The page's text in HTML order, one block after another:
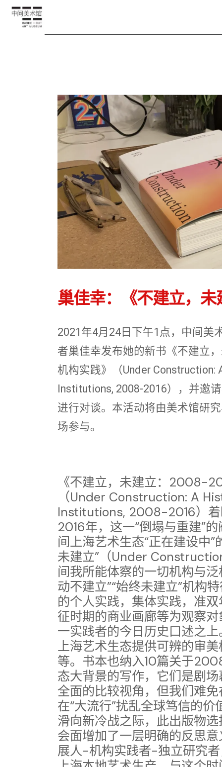
巢佳幸：《不建立，
2021年4月24日下午1点，中间美
者巢佳幸发布她的新书《不建立
机构实践》（Under Construction:
Institutions, 2008-2016），并邀
进行对谈。本活动将由美术馆研
场参与。
《不建立，未建立：2008-
（Under Construction: A
Institutions, 2008-2016）
2016年，这一“倒塌与重建”
间上海艺术生态“正在建设中
未建立”（Under
间我所能体察的一切机构与
动不建立”“始终未建立”机构
的个人实践，集体实践，准
征时期的商业画廊等为观察
一实践者的今日历史口述之
上海艺术生态提供可辨的审
等。书本也纳入10篇关于
态大背景的写作，它们是剧
全面的比较视角，但我们难
在“大流行”扰乱全球笃信的
滑向新冷战之际，此出版物
会面增加了一层明确的反思
展人-机构实践者-独立研究